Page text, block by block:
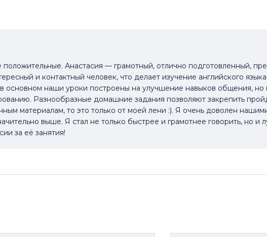
положительные. Анастасия — грамотный, отлично подготовленный,
и контактный человек, что делает изучение английского
основном наши уроки построены на улучшение навыков общения, но
Разнообразные домашние задания позволяют закрепить
материалам, то это только от моей лени :). Я очень доволен
выше. Я стал не только быстрее и грамотнее говорить, но
за её занятия!